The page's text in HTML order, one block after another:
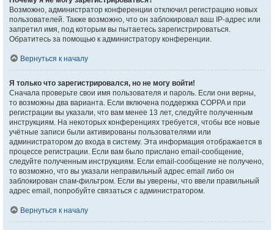
Возможно, администратор конференции отключил регистрацию новых
пользователей. Также возможно, что он заблокировал ваш IP-адрес или
запретил имя, под которым вы пытаетесь зарегистрироваться.
Обратитесь за помощью к администратору конференции.
Вернуться к началу
Я только что зарегистрировался, но не могу войти!
Сначала проверьте свои имя пользователя и пароль. Если они верны,
то возможны два варианта. Если включена поддержка COPPA и при
регистрации вы указали, что вам менее 13 лет, следуйте полученным
инструкциям. На некоторых конференциях требуется, чтобы все новые
учётные записи были активированы пользователями или
администратором до входа в систему. Эта информация отображается в
процессе регистрации. Если вам было прислано email-сообщение,
следуйте полученным инструкциям. Если email-сообщение не получено,
то возможно, что вы указали неправильный адрес email либо он
заблокирован спам-фильтром. Если вы уверены, что ввели правильный
адрес email, попробуйте связаться с администратором.
Вернуться к началу